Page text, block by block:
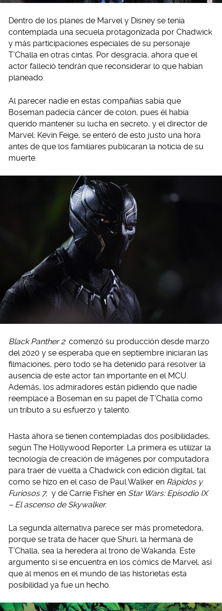
Dentro de los planes de Marvel y Disney se tenía
contemplada una secuela protagonizada por Chadwick
y más participaciones especiales de su personaje
T’Challa en otras cintas. Por desgracia, ahora que el
actor falleció tendrán que reconsiderar lo que habían
planeado.
Al parecer nadie en estas compañías sabía que
Boseman padecía cáncer de colon, pues él había
querido mantener su lucha en secreto, y el director de
Marvel: Kevin Feige, se enteró de esto justo una hora
antes de que los familiares publicaran la noticia de su
muerte.
Black Panther 2 comenzó su producción desde marzo
del 2020 y se esperaba que en septiembre iniciaran las
filmaciones, pero todo se ha detenido para resolver la
ausencia de este actor tan importante en el MCU.
Además, los admiradores están pidiendo que nadie
reemplace a Boseman en su papel de T’Challa como
un tributo a su esfuerzo y talento.
Hasta ahora se tienen contempladas dos posibilidades,
según The Hollywood Reporter. La primera es utilizar la
tecnología de creación de imágenes por computadora
para traer de vuelta a Chadwick con edición digital, tal
como se hizo en el caso de Paul Walker en Rápidos y
Furiosos 7, y de Carrie Fisher en Star Wars: Episodio IX
– El ascenso de Skywalker.
La segunda alternativa parece ser más prometedora,
porque se trata de hacer que Shuri, la hermana de
T’Challa, sea la heredera al trono de Wakanda. Este
argumento sí se encuentra en los cómics de Marvel, así
que al menos en el mundo de las historietas esta
posibilidad ya fue un hecho.